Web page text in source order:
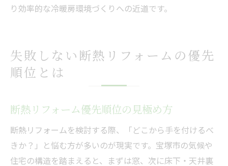
り効率的な冷暖房環境づくりへの近道です。
失敗しない断熱リフォームの優先
順位とは
断熱リフォーム優先順位の見極め方
断熱リフォームを検討する際、「どこから手を付けるべ
きか？」と悩む方が多いのが現実です。宝塚市の気候や
住宅の構造を踏まえると、まずは窓、次に床下・天井裏